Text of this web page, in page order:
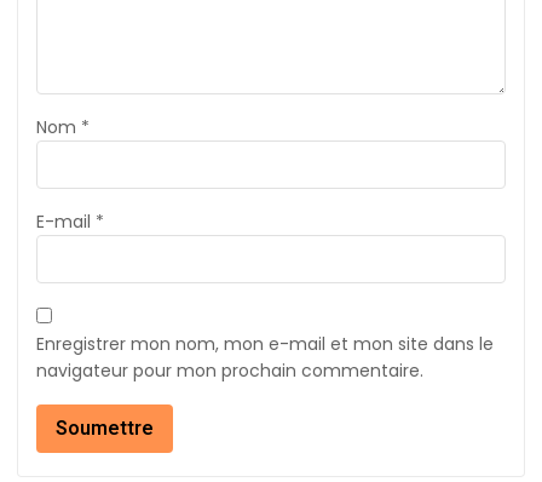
Nom *
E-mail *
Enregistrer mon nom, mon e-mail et mon site dans le
navigateur pour mon prochain commentaire.